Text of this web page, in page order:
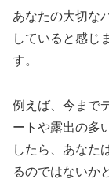
あなたの大切な
していると感じ
す。
例えば、今まで
ートや露出の多
したら、あなた
るのではないか